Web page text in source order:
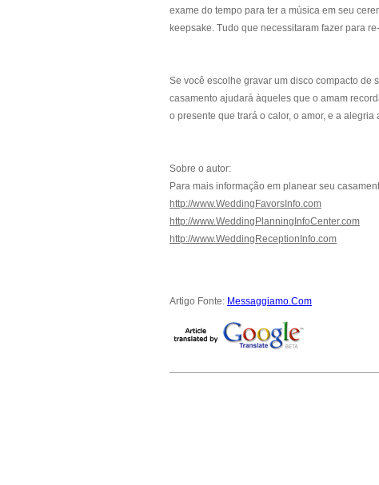
exame do tempo para ter a música em seu
keepsake. Tudo que necessitaram fazer para
Se você escolhe gravar um disco compacto de
casamento ajudará àqueles que o amam
o presente que trará o calor, o amor, e a
Sobre o autor:
Para mais informação em planear seu
http://www.WeddingFavorsInfo.com
http://www.WeddingPlanningInfoCenter.com
http://www.WeddingReceptionInfo.com
Artigo Fonte: Messaggiamo.Com